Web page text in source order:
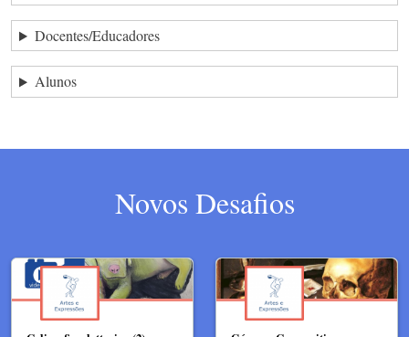
Docentes/Educadores
Alunos
Novos Desafios